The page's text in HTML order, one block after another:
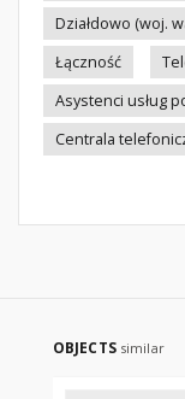
Działdowo (woj.
Łączność
Asystenci usług
Centrala
OBJECTS similar